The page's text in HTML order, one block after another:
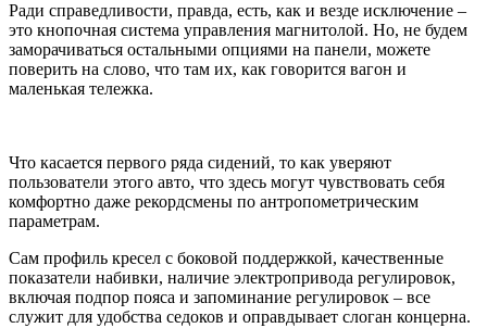
Ради справедливости, правда, есть, как и везде исключение –
это кнопочная система управления магнитолой. Но, не будем
заморачиваться остальными опциями на панели, можете
поверить на слово, что там их, как говорится вагон и
маленькая тележка.
Что касается первого ряда сидений, то как уверяют
пользователи этого авто, что здесь могут чувствовать себя
комфортно даже рекордсмены по антропометрическим
параметрам.
Сам профиль кресел с боковой поддержкой, качественные
показатели набивки, наличие электропривода регулировок,
включая подпор пояса и запоминание регулировок – все
служит для удобства седоков и оправдывает слоган концерна.